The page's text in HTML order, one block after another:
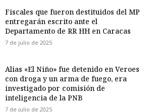
Fiscales que fueron destituidos del MP
entregarán escrito ante el
Departamento de RR HH en Caracas
7 de julio de 2025
Alias «El Niño» fue detenido en Veroes
con droga y un arma de fuego, era
investigado por comisión de
inteligencia de la PNB
7 de julio de 2025